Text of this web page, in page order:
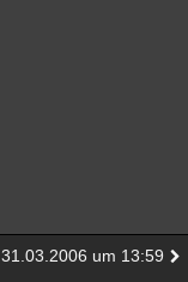
31.03.2006 um 13:59